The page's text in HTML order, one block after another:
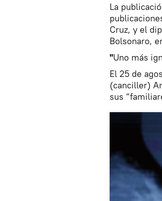
La
Cruz, y el
Bolsonaro,
"Uno más
El 25 de
(canciller)
sus